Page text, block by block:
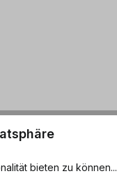
bieten zu können...